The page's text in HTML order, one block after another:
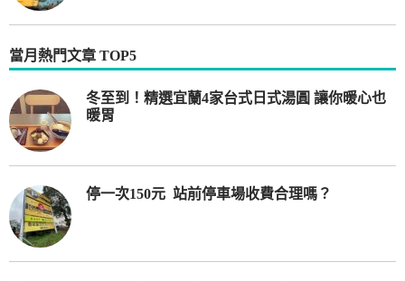
當月熱門文章 TOP5
冬至到！精選宜蘭4家台式日式湯圓 讓你暖心也
暖胃
停一次150元 站前停車場收費合理嗎？